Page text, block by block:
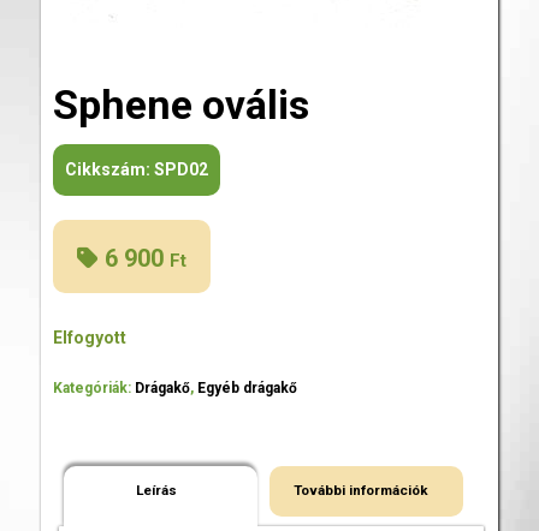
Sphene ovális
Cikkszám: SPD02
6 900 Ft
Elfogyott
Kategóriák: Drágakő, Egyéb drágakő
Leírás További információk